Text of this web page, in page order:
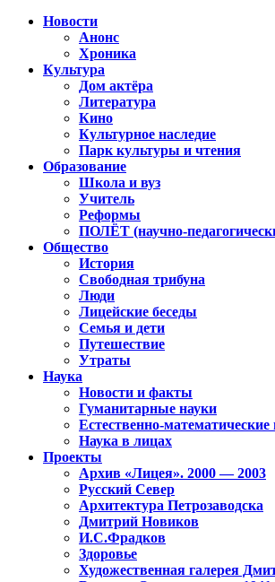
Новости
Анонс
Хроника
Культура
Дом актёра
Литература
Кино
Культурное наследие
Парк культуры и чтения
Образование
Школа и вуз
Учитель
Реформы
ПОЛЁТ (научно-
Общество
История
Свободная трибуна
Люди
Лицейские беседы
Семья и дети
Путешествие
Утраты
Наука
Новости и факты
Гуманитарные науки
Естественно-математические
Наука в лицах
Проекты
Архив «Лицея». 2000 — 2003
Русский Север
Архитектура Петрозаводска
Дмитрий Новиков
И.С.Фрадков
Здоровье
Художественная галерея